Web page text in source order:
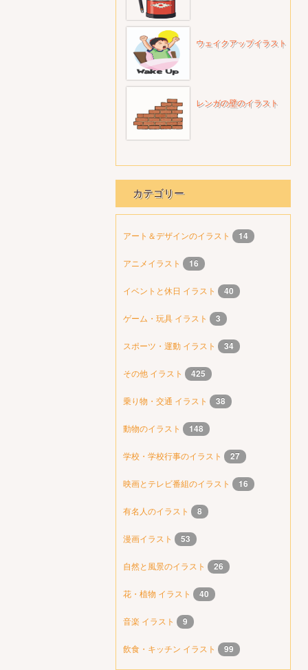
ウェイクアップイラスト
レンガの壁のイラスト
カテゴリー
アート＆デザインのイラスト 14
アニメイラスト 16
イベントと休日 イラスト 40
ゲーム・玩具 イラスト 3
スポーツ・運動 イラスト 34
その他 イラスト 425
乗り物・交通 イラスト 38
動物のイラスト 148
学校・学校行事のイラスト 27
映画とテレビ番組のイラスト 16
有名人のイラスト 8
漫画イラスト 53
自然と風景のイラスト 26
花・植物 イラスト 40
音楽 イラスト 9
飲食・キッチン イラスト 99